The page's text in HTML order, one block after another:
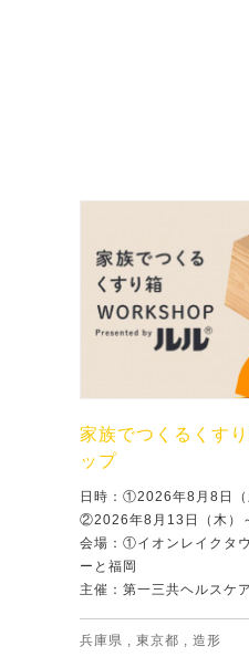
家族でつくるくす
ップ
日時：①2026年8月8日
②2026年8月13日（木）
会場：①イオンレイク
ーと福岡
主催：第一三共ヘルスケア
兵庫県 東京都 造形